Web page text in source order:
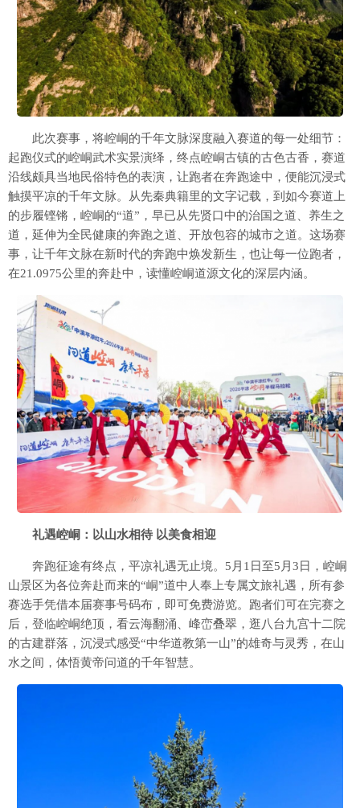
此次赛事，将崆峒的千年文脉深度融入赛道的每一处细节：
起跑仪式的崆峒武术实景演绎，终点崆峒古镇的古色古香，赛道
沿线颇具当地民俗特色的表演，让跑者在奔跑途中，便能沉浸式
触摸平凉的千年文脉。从先秦典籍里的文字记载，到如今赛道上
的步履铿锵，崆峒的“道”，早已从先贤口中的治国之道、养生之
道，延伸为全民健康的奔跑之道、开放包容的城市之道。这场赛
事，让千年文脉在新时代的奔跑中焕发新生，也让每一位跑者，
在21.0975公里的奔赴中，读懂崆峒道源文化的深层内涵。
礼遇崆峒：以山水相待 以美食相迎
奔跑征途有终点，平凉礼遇无止境。5月1日至5月3日，崆峒
山景区为各位奔赴而来的“峒”道中人奉上专属文旅礼遇，所有参
赛选手凭借本届赛事号码布，即可免费游览。跑者们可在完赛之
后，登临崆峒绝顶，看云海翻涌、峰峦叠翠，逛八台九宫十二院
的古建群落，沉浸式感受“中华道教第一山”的雄奇与灵秀，在山
水之间，体悟黄帝问道的千年智慧。